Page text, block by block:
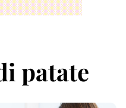
patate